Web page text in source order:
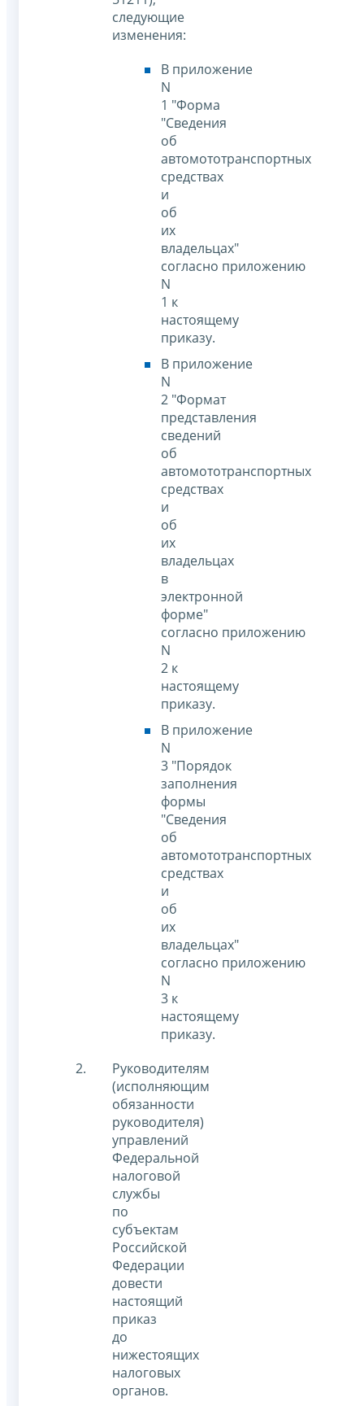
следующие
изменения:
В приложение
N
1 "Форма
"Сведения
об
автомототранспортных
средствах
и
об
их
владельцах"
согласно приложению
N
1 к
настоящему
приказу.
В приложение
N
2 "Формат
представления
сведений
об
автомототранспортных
средствах
и
об
их
владельцах
в
электронной
форме"
согласно приложению
N
2 к
настоящему
приказу.
В приложение
N
3 "Порядок
заполнения
формы
"Сведения
об
автомототранспортных
средствах
и
об
их
владельцах"
согласно приложению
N
3 к
настоящему
приказу.
Руководителям
(исполняющим
обязанности
руководителя)
управлений
Федеральной
налоговой
службы
по
субъектам
Российской
Федерации
довести
настоящий
приказ
до
нижестоящих
налоговых
органов.